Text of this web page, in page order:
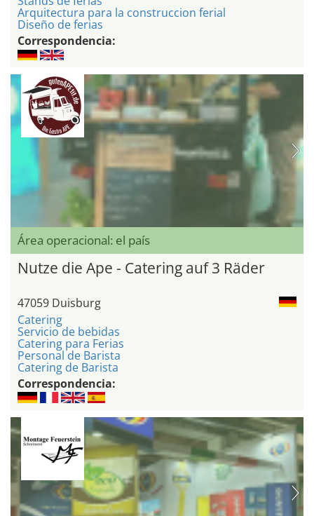
Arquitectura para la construccion ferial
Diseño de ferias
Correspondencia:
Área operacional: el país
Nutze die Ape - Catering auf 3 Räder
47059 Duisburg
Catering
Servicio de bebidas
Catering para Ferias
Personal de Barista
Catering de Barista
Correspondencia: